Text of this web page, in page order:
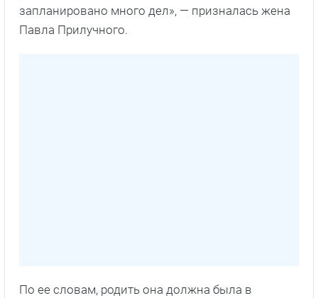
запланировано много дел», — призналась жена
Павла Прилучного.
По ее словам, родить она должна была в